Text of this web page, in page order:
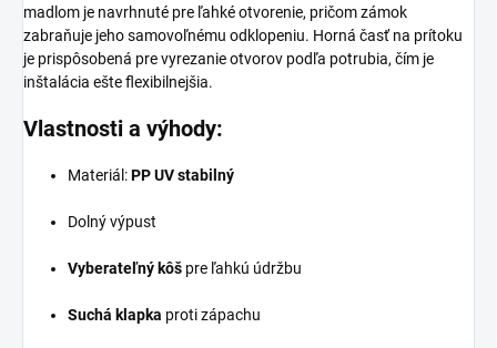
madlom je navrhnuté pre ľahkéotvorenie, pričomzámok
zabraňuje jehosamovoľnému odklopeniu. Horná časťna prítoku
je prispôsobená prevyrezanieotvorov podľa potrubia, čím je
inštalácia ešteflexibilnejšia.
Vlastnosti a výhody:
Materiál:PPUVstabilný
Dolnývýpust
Vyberateľný kôš pre ľahkú údržbu
Suchá klapka protizápachu